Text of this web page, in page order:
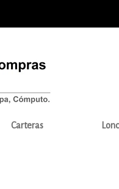
Carteras